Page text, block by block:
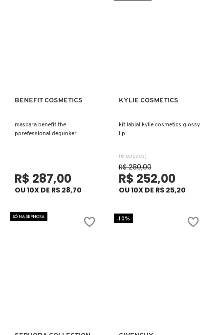
GUCCI
HERMÈS
HUDA BEAUTY
Ver mais
BENEFIT COSMETICS
mascara benefit the
porefessional degunker
R$ 287,00
OU 10X DE R$ 28,70
Ver mais
KYLIE COSMETICS
kit labial kylie cosmetics glossy
lip
(6 opções)
R$ 252,00
OU 10X DE R$ 25,20
R$ 280,00
SÓ NA SEPHORA -10%